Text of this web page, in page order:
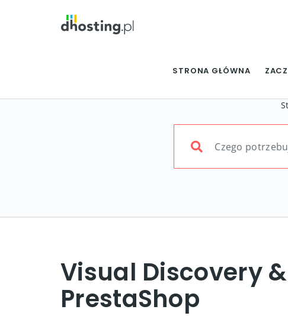
STRONA GŁÓWNA
Visual Discovery
PrestaShop